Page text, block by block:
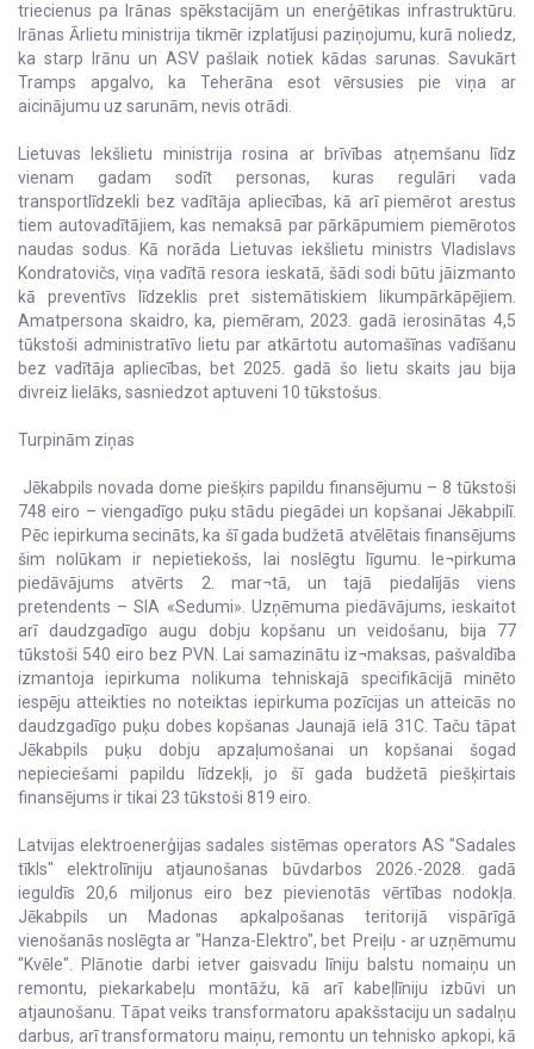
triecienus pa Irānas spēkstacijām un enerģētikas infrastruktūru.
Irānas Ārlietu ministrija tikmēr izplatījusi paziņojumu, kurā noliedz,
ka starp Irānu un ASV pašlaik notiek kādas sarunas. Savukārt
Tramps apgalvo, ka Teherāna esot vērsusies pie viņa ar
aicinājumu uz sarunām, nevis otrādi.
Lietuvas Iekšlietu ministrija rosina ar brīvības atņemšanu līdz
vienam gadam sodīt personas, kuras regulāri vada
transportlīdzekli bez vadītāja apliecības, kā arī piemērot arestus
tiem autovadītājiem, kas nemaksā par pārkāpumiem piemērotos
naudas sodus. Kā norāda Lietuvas iekšlietu ministrs Vladislavs
Kondratovičs, viņa vadītā resora ieskatā, šādi sodi būtu jāizmanto
kā preventīvs līdzeklis pret sistemātiskiem likumpārkāpējiem.
Amatpersona skaidro, ka, piemēram, 2023. gadā ierosinātas 4,5
tūkstoši administratīvo lietu par atkārtotu automašīnas vadīšanu
bez vadītāja apliecības, bet 2025. gadā šo lietu skaits jau bija
divreiz lielāks, sasniedzot aptuveni 10 tūkstošus.
Turpinām ziņas
Jēkabpils novada dome piešķirs papildu finansējumu – 8 tūkstoši
748 eiro – viengadīgo puķu stādu piegādei un kopšanai Jēkabpilī.
Pēc iepirkuma secināts, ka šī gada budžetā atvēlētais finansējums
šim nolūkam ir nepietiekošs, lai noslēgtu līgumu. Ie¬pirkuma
piedāvājums atvērts 2. mar¬tā, un tajā piedalījās viens
pretendents – SIA «Sedumi». Uzņēmuma piedāvājums, ieskaitot
arī daudzgadīgo augu dobju kopšanu un veidošanu, bija 77
tūkstoši 540 eiro bez PVN. Lai samazinātu iz¬maksas, pašvaldība
izmantoja iepirkuma nolikuma tehniskajā specifikācijā minēto
iespēju atteikties no noteiktas iepirkuma pozīcijas un atteicās no
daudzgadīgo puķu dobes kopšanas Jaunajā ielā 31C. Taču tāpat
Jēkabpils puķu dobju apzaļumošanai un kopšanai šogad
nepieciešami papildu līdzekļi, jo šī gada budžetā piešķirtais
finansējums ir tikai 23 tūkstoši 819 eiro.
Latvijas elektroenerģijas sadales sistēmas operators AS "Sadales
tīkls" elektrolīniju atjaunošanas būvdarbos 2026.-2028. gadā
ieguldīs 20,6 miljonus eiro bez pievienotās vērtības nodokļa.
Jēkabpils un Madonas apkalpošanas teritorijā vispārīgā
vienošanās noslēgta ar "Hanza-Elektro", bet Preiļu - ar uzņēmumu
"Kvēle". Plānotie darbi ietver gaisvadu līniju balstu nomaiņu un
remontu, piekarkabeļu montāžu, kā arī kabeļlīniju izbūvi un
atjaunošanu. Tāpat veiks transformatoru apakšstaciju un sadalņu
darbus, arī transformatoru maiņu, remontu un tehnisko apkopi, kā